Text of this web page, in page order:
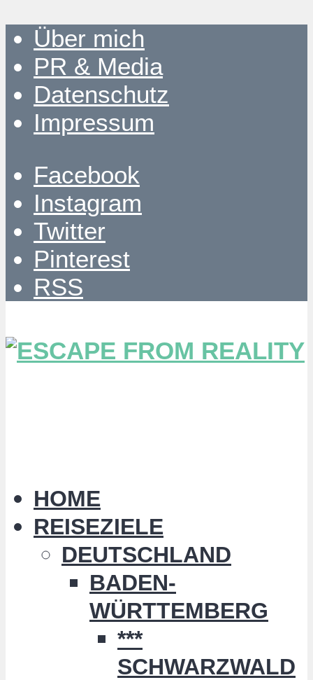
Über mich
PR & Media
Datenschutz
Impressum
Facebook
Instagram
Twitter
Pinterest
RSS
HOME
REISEZIELE
DEUTSCHLAND
BADEN-
WÜRTTEMBERG
***
SCHWARZWALD